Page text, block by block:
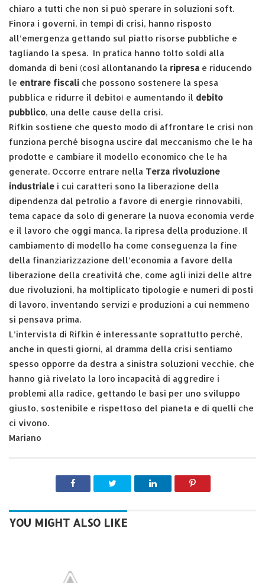
chiaro a tutti che non si può sperare in soluzioni soft.
Finora i governi, in tempi di crisi, hanno risposto
all’emergenza gettando sul piatto risorse pubbliche e
tagliando la spesa. In pratica hanno tolto soldi alla
domanda di beni (così allontanando la ripresa e riducendo
le entrare fiscali che possono sostenere la spesa
pubblica e ridurre il debito) e aumentando il debito
pubblico, una delle cause della crisi.
Rifkin sostiene che questo modo di affrontare le crisi non
funziona perché bisogna uscire dal meccanismo che le ha
prodotte e cambiare il modello economico che le ha
generate. Occorre entrare nella Terza rivoluzione
industriale i cui caratteri sono la liberazione della
dipendenza dal petrolio a favore di energie rinnovabili,
tema capace da solo di generare la nuova economia verde
e il lavoro che oggi manca, la ripresa della produzione. Il
cambiamento di modello ha come conseguenza la fine
della finanziarizzazione dell’economia a favore della
liberazione della creatività che, come agli inizi delle altre
due rivoluzioni, ha moltiplicato tipologie e numeri di posti
di lavoro, inventando servizi e produzioni a cui nemmeno
si pensava prima.
L’intervista di Rifkin è interessante soprattutto perché,
anche in questi giorni, al dramma della crisi sentiamo
spesso opporre da destra a sinistra soluzioni vecchie, che
hanno già rivelato la loro incapacità di aggredire i
problemi alla radice, gettando le basi per uno sviluppo
giusto, sostenibile e rispettoso del pianeta e di quelli che
ci vivono.
Mariano
YOU MIGHT ALSO LIKE